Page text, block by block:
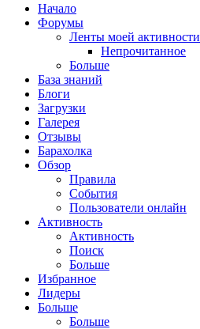
Начало
Форумы
Ленты моей активности
Непрочитанное
Больше
База знаний
Блоги
Загрузки
Галерея
Отзывы
Барахолка
Обзор
Правила
События
Пользователи онлайн
Активность
Активность
Поиск
Больше
Избранное
Лидеры
Больше
Больше